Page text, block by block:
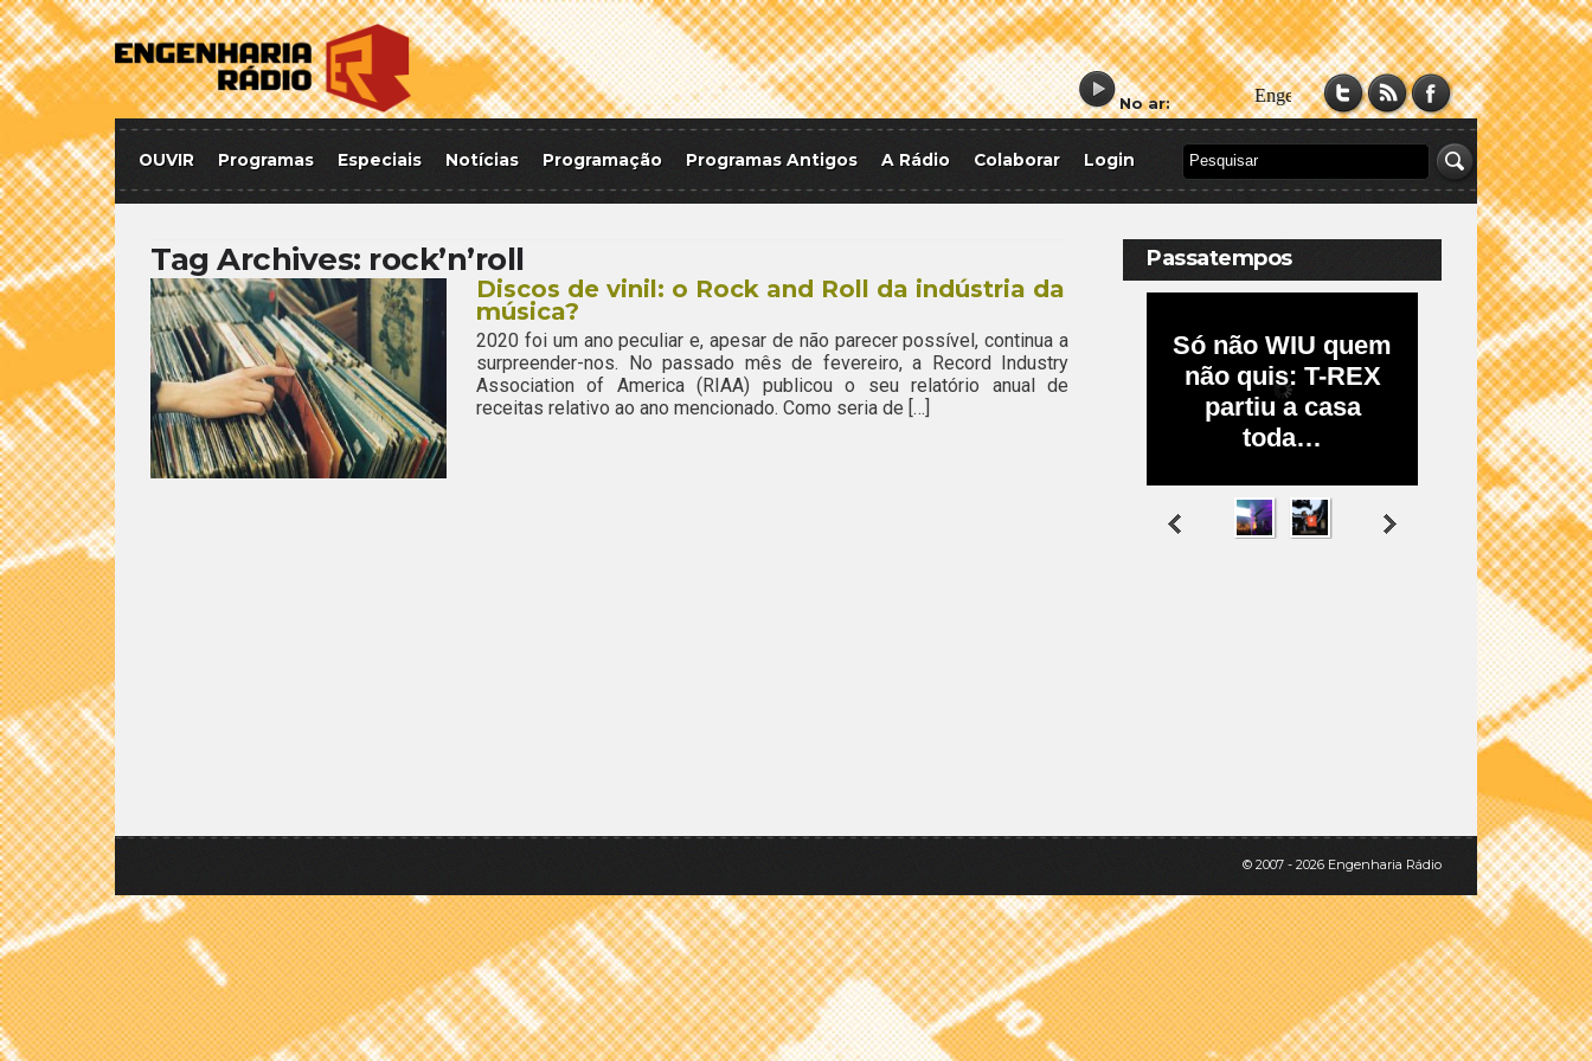
No ar:
OUVIR Programas Especiais Notícias Programação Programas Antigos A Rádio Colaborar Login
Tag Archives: rock’n’roll
Discos de vinil: o Rock and Roll da indústria da
música?
2020 foi um ano peculiar e, apesar de não parecer possível, continua a
surpreender-nos. No passado mês de fevereiro, a Record Industry
Association of America (RIAA) publicou o seu relatório anual de
receitas relativo ao ano mencionado. Como seria de […]
Passatempos
© 2007 - 2026 Engenharia Rádio